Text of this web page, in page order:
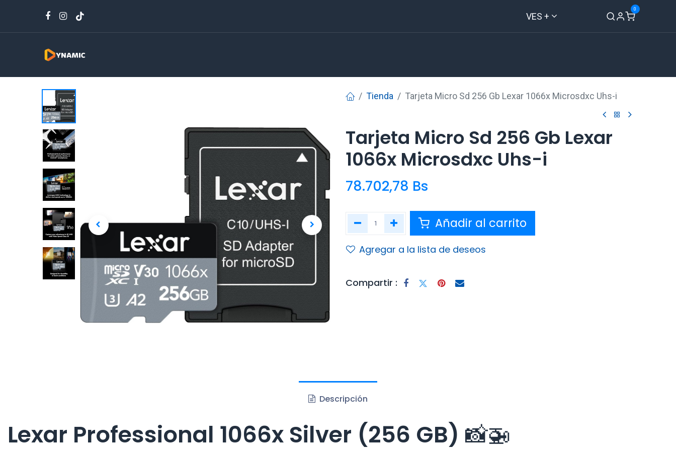
VES +
0
Tienda Tarjeta Micro Sd 256 Gb Lexar 1066x Microsdxc Uhs-i
Tarjeta Micro Sd 256 Gb Lexar
1066x Microsdxc Uhs-i
78.702,78 Bs
Añadir al carrito
Agregar a la lista de deseos
Compartir :
Descripción
Lexar Professional 1066x Silver (256 GB) 📸🚁